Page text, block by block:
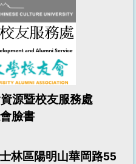
暨校友服務處
臉書
林區陽明山華岡路55